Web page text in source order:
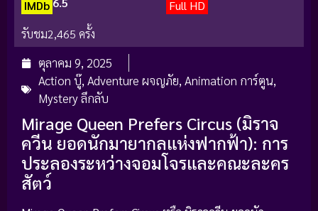
IMDb
Full HD
รับชม2,465 ครั้ง
ตุลาคม 9, 2025
Action บู๊, Adventure ผจญภัย, Animation การ์ตูน,
Mystery ลึกลับ
Mirage Queen Prefers Circus (มิราจ
ควีน ยอดนักมายากลแห่งฟากฟ้า): การ
ประลองระหว่างจอมโจรและคณะละคร
สัตว์